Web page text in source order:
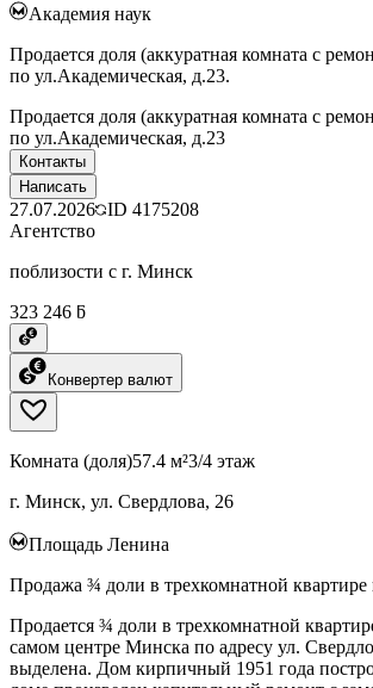
Академия наук
Продается доля (аккуратная комната с
по ул.Академическая, д.23.
Продается доля (аккуратная комната с
по ул.Академическая, д.23
Контакты
Написать
27.07.2026 ID 4175208
Агентство
поблизости с г. Минск
323 246 ƃ
Конвертер валют
Комната (доля)57.4 м²3/4 этаж
г. Минск, ул. Свердлова, 26
Площадь Ленина
Продажа ¾ доли в трехкомнатной квартире
Продается ¾ доли в трехкомнатной
самом центре Минска по адресу ул.
выделена. Дом кирпичный 1951 года